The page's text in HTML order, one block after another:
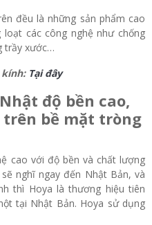
đều là những sản phẩm cao
các công nghệ như chống
trầy xước…
Tại đây
độ bền cao,
bề mặt tròng
cao với độ bền và chất lượng
nghĩ ngay đến Nhật Bản, và
thì Hoya là thương hiệu tiên
tại Nhật Bản. Hoya sử dụng